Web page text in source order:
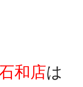
和店は